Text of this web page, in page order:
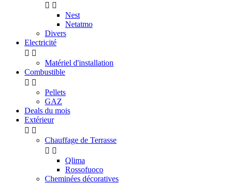
 
Nest
Netatmo
Divers
Electricité
 
Matériel d'installation
Combustible
 
Pellets
GAZ
Deals du mois
Extérieur
 
Chauffage de Terrasse
 
Qlima
Rossofuoco
Cheminées décoratives